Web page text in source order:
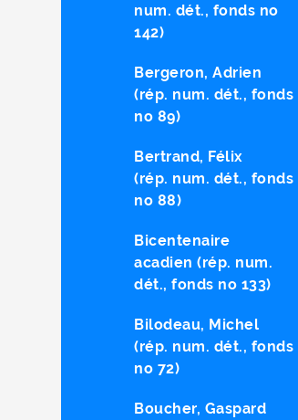
num. dét., fonds no
142)
Bergeron, Adrien
(rép. num. dét., fonds
no 89)
Bertrand, Félix
(rép. num. dét., fonds
no 88)
Bicentenaire
acadien (rép. num.
dét., fonds no 133)
Bilodeau, Michel
(rép. num. dét., fonds
no 72)
Boucher, Gaspard